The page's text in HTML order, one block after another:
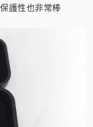
護性也非常棒